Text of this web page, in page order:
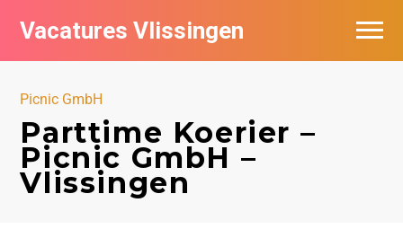
Vacatures Vlissingen
Picnic GmbH
Parttime Koerier –
Picnic GmbH –
Vlissingen